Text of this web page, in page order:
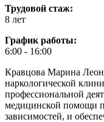
Трудовой стаж:
8 лет
График работы:
6:00 - 16:00
Кравцова Марина
наркологической
профессиональной
медицинской помощи
зависимостей, и